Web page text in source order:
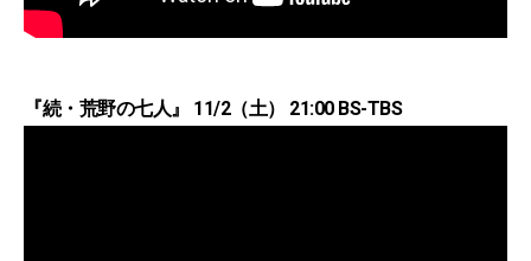
『続・荒野の七人』 11/2（土） 21:00 BS-TBS